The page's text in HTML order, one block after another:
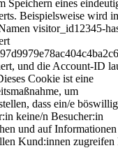
Speichern eines
Beispielsweise wird
visitor_id12345-
und die Account-ID
Cookie ist eine
um
dass ein/e
keine/n Besucher:in
und auf
Kund:innen